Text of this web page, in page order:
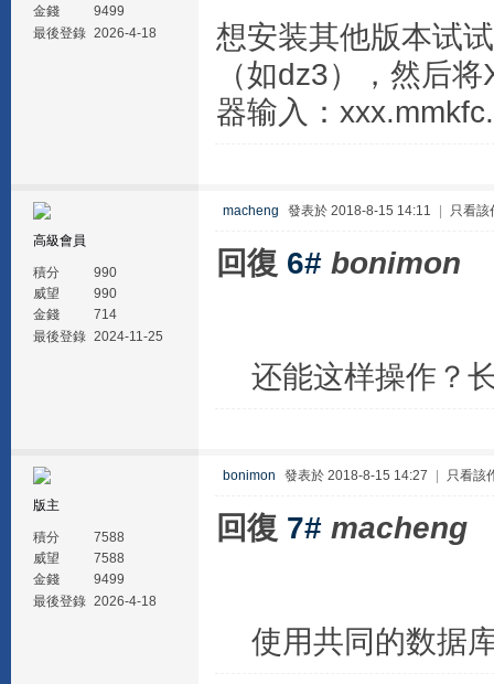
金錢
9499
最後登錄 2026-4-18
想安装其他版本试
（如dz3），然后
器输入：
高級會員
積分
990
威望
990
金錢
714
最後登錄 2024-11-25
macheng 發表於 2018-8-15 14:11 只看該
回復 6# bonimon
还能这样操作？
版主
積分
7588
威望
7588
金錢
9499
最後登錄 2026-4-18
bonimon 發表於 2018-8-15 14:27 只看該
回復 7# macheng
使用共同的数据